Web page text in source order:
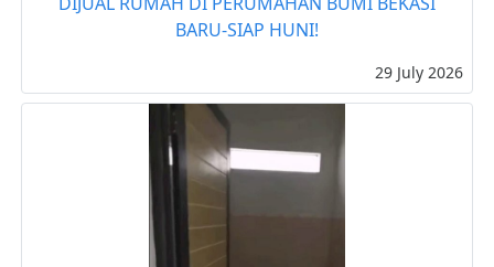
BARU-SIAP HUNI!
29 July 2026